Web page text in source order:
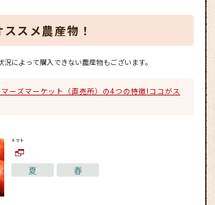
スメ農産物！
によって購入できない農産物もございます。
ーズマーケット（直売所）の4つの特徴!ココがス
トマト
夏 春